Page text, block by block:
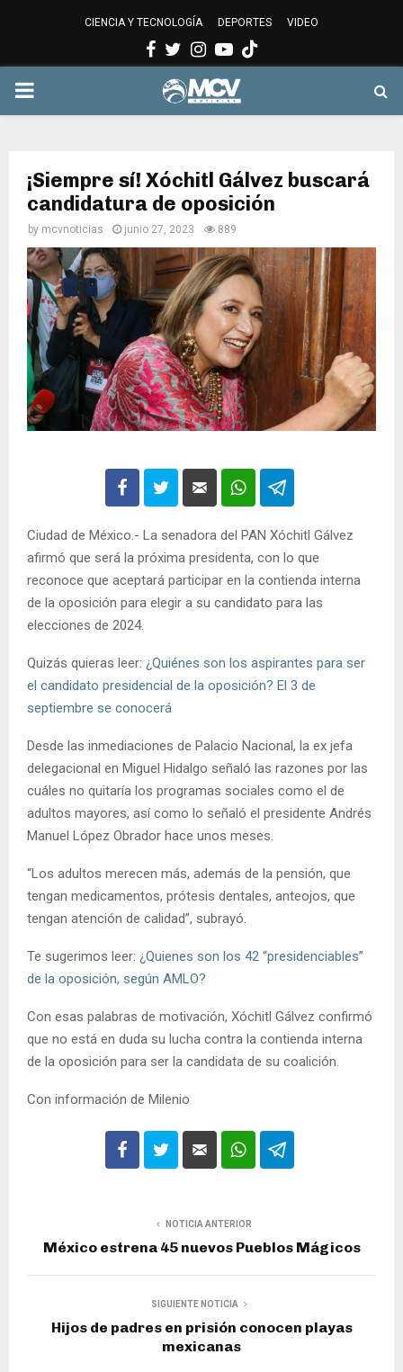
CIENCIA Y TECNOLOGÍA DEPORTES VIDEO
Facebook
Twitter
Instagram
Youtube
PRIMARY
¡Siempre sí! Xóchitl Gálvez buscará
candidatura de oposición
by mcvnoticias junio 27, 2023 889
Ciudad de México.- La senadora del PAN Xóchitl Gálvez
afirmó que será la próxima presidenta, con lo que
reconoce que aceptará participar en la contienda interna
de la oposición para elegir a su candidato para las
elecciones de 2024.
Quizás quieras leer: ¿Quiénes son los aspirantes para ser
el candidato presidencial de la oposición? El 3 de
septiembre se conocerá
Desde las inmediaciones de Palacio Nacional, la ex jefa
delegacional en Miguel Hidalgo señaló las razones por las
cuáles no quitaría los programas sociales como el de
adultos mayores, así como lo señaló el presidente Andrés
Manuel López Obrador hace unos meses.
“Los adultos merecen más, además de la pensión, que
tengan medicamentos, prótesis dentales, anteojos, que
tengan atención de calidad”, subrayó.
Te sugerimos leer: ¿Quienes son los 42 “presidenciables”
de la oposición, según AMLO?
Con esas palabras de motivación, Xóchitl Gálvez confirmó
que no está en duda su lucha contra la contienda interna
de la oposición para ser la candidata de su coalición.
Con información de Milenio
NOTICIA ANTERIOR
México estrena 45 nuevos Pueblos Mágicos
SIGUIENTE NOTICIA
Hijos de padres en prisión conocen playas
mexicanas